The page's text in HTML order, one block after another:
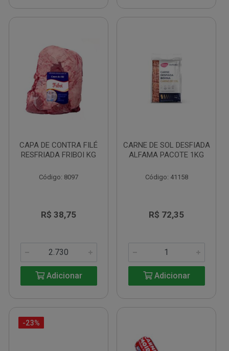
CAPA DE CONTRA FILÉ
RESFRIADA FRIBOI KG
Código: 8097
R$ 38,75
Adicionar
CARNE DE SOL DESFIADA
ALFAMA PACOTE 1KG
Código: 41158
R$ 72,35
Adicionar
-23%